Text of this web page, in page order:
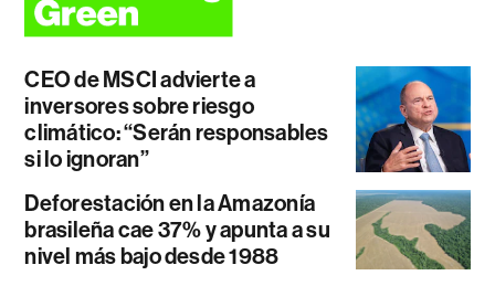
CEO de MSCI advierte a
inversores sobre riesgo
climático: “Serán responsables
si lo ignoran”
Deforestación en la Amazonía
brasileña cae 37% y apunta a su
nivel más bajo desde 1988